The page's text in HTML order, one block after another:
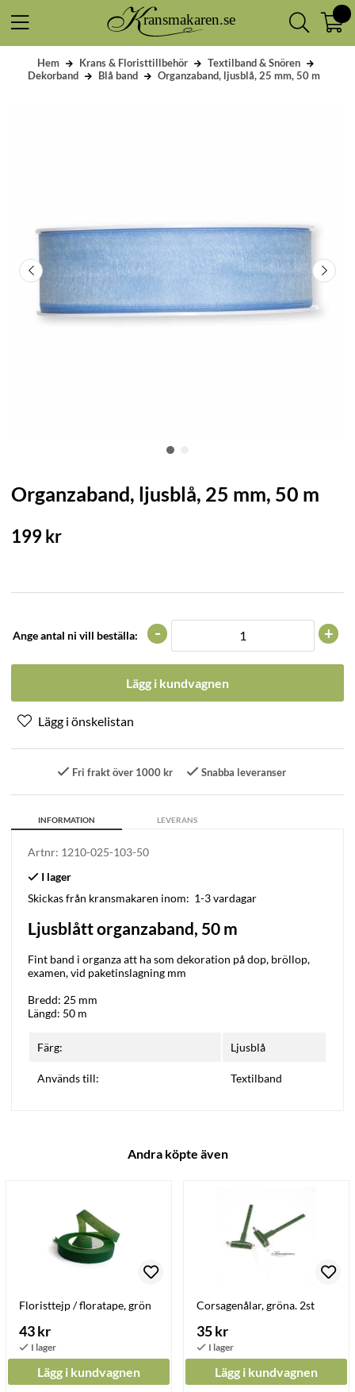
Hem Krans & Floristtillbehör
Textilband & Snören
Dekorband
Blå band Organzaband, ljusblå, 25 mm, 50 m
Organzaband, ljusblå, 25 mm, 50 m
199kr
Ange antal ni vill beställa: +
-
Lägg i kundvagnen
Fri frakt över 1000 kr Snabba leveranser
INFORMATION LEVERANS
Artnr: 1210-025-103-50
Skickas från kransmakaren inom: 1-3 vardagar
Ljusblått organzaband, 50 m
Fint band i organza att ha som dekoration på dop, bröllop,
examen, vid paketinslagning mm
Bredd: 25 mm
Längd: 50 m
Färg: Ljusblå
Används till: Textilband
Andra köpte även
Floristtejp / floratape, grön
43 kr
Lägg i kundvagnen
Corsagenålar, gröna. 2st
35 kr
Lägg i kundvagnen